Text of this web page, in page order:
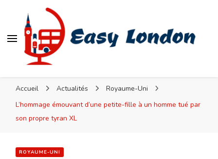
Accueil Actualités
Royaume-Uni
L’hommage émouvant d’une petite-fille à un homme tué par
son propre tyran XL
ROYAUME-UNI